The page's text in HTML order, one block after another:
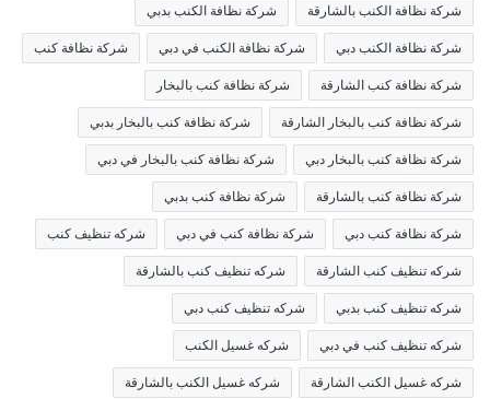
شركة نظافة الكنب بالشارقة شركة نظافة الكنب بدبي
شركة نظافة الكنب دبي شركة نظافة الكنب في دبي شركة نظافة كنب
شركة نظافة كنب الشارقة شركة نظافة كنب بالبخار
شركة نظافة كنب بالبخار الشارقة شركة نظافة كنب بالبخار بدبي
شركة نظافة كنب بالبخار دبي شركة نظافة كنب بالبخار في دبي
شركة نظافة كنب بالشارقة شركة نظافة كنب بدبي
شركة نظافة كنب دبي شركة نظافة كنب في دبي شركه تنظيف كنب
شركه تنظيف كنب الشارقة شركه تنظيف كنب بالشارقة
شركه تنظيف كنب بدبي شركه تنظيف كنب دبي
شركه تنظيف كنب في دبي شركه غسيل الكنب
شركه غسيل الكنب الشارقة شركه غسيل الكنب بالشارقة